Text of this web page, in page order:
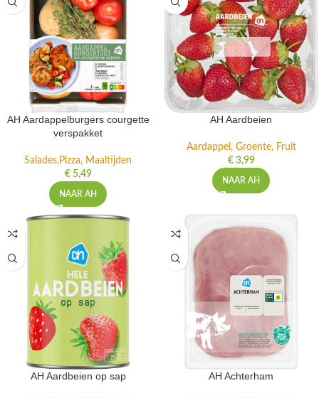
AH Aardappelburgers courgette
verspakket
Salades,Pizza, Maaltijden
€5,49
NAAR AH
AH Aardbeien
Aardappel, Groente, Fruit
€3,99
NAAR AH
AH Aardbeien op sap AH Achterham